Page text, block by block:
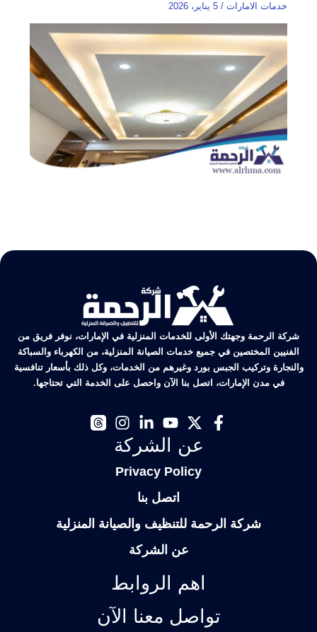
خدمات الامارات/ 5 يناير، 2026
شركة الرحمة وجهتك الأولى للخدمات المنزلية في الإمارات، نوفر فريق من
الفنيين المختصين في جميع خدمات الصيانة المنزلية، من الكهرباء والسباكة
والنجارة وتركيب الجبس بورد وغيرهم من الخدمات، وكل ذلك بأسعار تنافسية
في مدن الإمارات، اتصل بنا الآن واحصل على الخدمة التي تحتاجها.
عن الشركة
Privacy Policy
اتصل بنا
شركة الرحمة للتنظيف والصيانة المنزلية
عن الشركة
اهم الروابط
تواصل معنا الآن